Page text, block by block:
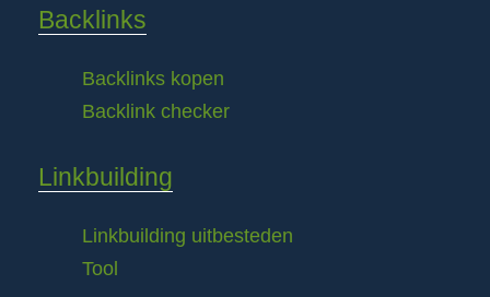
Backlinks
Backlinks kopen
Backlink checker
Linkbuilding
Linkbuilding uitbesteden
Tool